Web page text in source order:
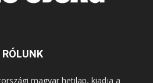
RÓLUNK
magyar hetilap, kiadja a